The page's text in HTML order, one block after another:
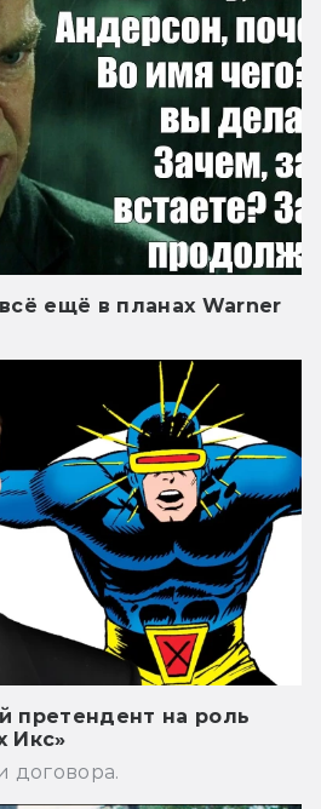
ещё в планах Warner
претендент на роль
Икс»
договора.